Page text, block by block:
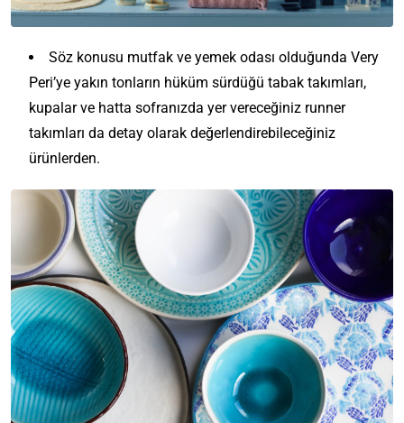
Söz konusu mutfak ve yemek odası olduğunda Very
Peri’ye yakın tonların hüküm sürdüğü tabak takımları,
kupalar ve hatta sofranızda yer vereceğiniz runner
takımları da detay olarak değerlendirebileceğiniz
ürünlerden.